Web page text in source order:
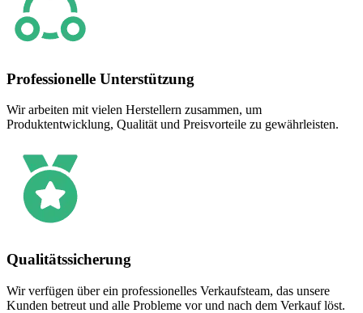
Professionelle Unterstützung
Wir arbeiten mit vielen Herstellern zusammen, um
Produktentwicklung, Qualität und Preisvorteile zu gewährleisten.
Qualitätssicherung
Wir verfügen über ein professionelles Verkaufsteam, das unsere
Kunden betreut und alle Probleme vor und nach dem Verkauf löst.